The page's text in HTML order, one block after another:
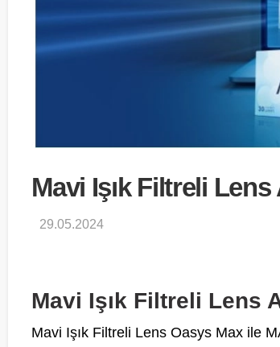
Mavi Işık Filtreli
29.05.2024
Mavi Işık Filtreli Lens
Mavi Işık Filtreli Lens Oasys Max ile